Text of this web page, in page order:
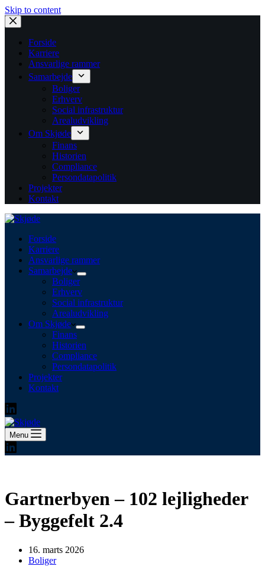
Skip to content
Forside
Karriere
Ansvarlige rammer
Samarbejde
Boliger
Erhverv
Social infrastruktur
Arealudvikling
Om Skjøde
Finans
Historien
Compliance
Persondatapolitik
Projekter
Kontakt
Forside
Karriere
Ansvarlige rammer
Samarbejde
Boliger
Erhverv
Social infrastruktur
Arealudvikling
Om Skjøde
Finans
Historien
Compliance
Persondatapolitik
Projekter
Kontakt
Menu
Gartnerbyen – 102 lejligheder
– Byggefelt 2.4
16. marts 2026
Boliger